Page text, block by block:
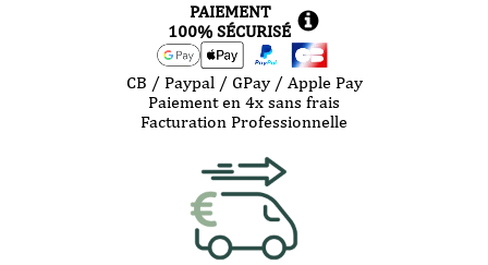
PAIEMENT
100% SÉCURISÉ
CB / Paypal / GPay / Apple Pay
Paiement en 4x sans frais
Facturation Professionnelle